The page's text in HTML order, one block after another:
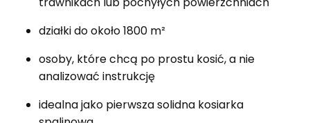
działki do około 1800 m²
osoby, które chcą po prostu kosić, a nie
analizować instrukcję
idealna jako pierwsza solidna kosiarka